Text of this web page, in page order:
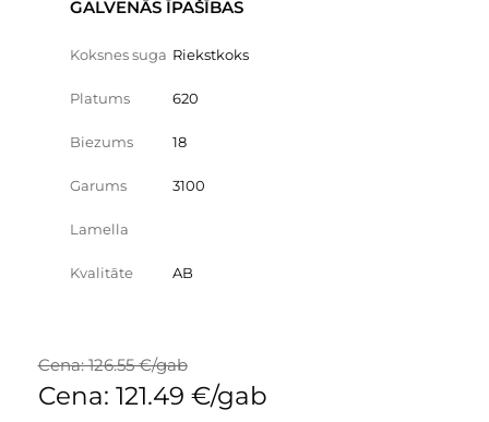
GALVENĀS ĪPAŠĪBAS
Koksnes suga Riekstkoks
Platums 620
Biezums 18
Garums 3100
Lamella
Kvalitāte AB
Cena: 126.55 €/gab
Cena: 121.49 €/gab